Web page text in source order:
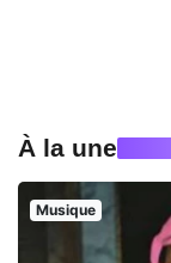
À la une
Musique